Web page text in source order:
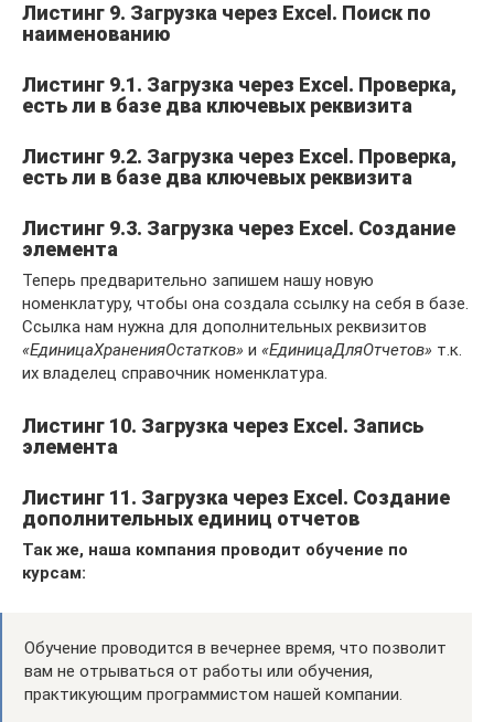
Листинг 9. Загрузка через Excel. Поиск по
наименованию
Листинг 9.1. Загрузка через Excel. Проверка,
есть ли в базе два ключевых реквизита
Листинг 9.2. Загрузка через Excel. Проверка,
есть ли в базе два ключевых реквизита
Листинг 9.3. Загрузка через Excel. Создание
элемента
Теперь предварительно запишем нашу новую
номенклатуру, чтобы она создала ссылку на себя в базе.
Ссылка нам нужна для дополнительных реквизитов
«ЕдиницаХраненияОстатков» и «ЕдиницаДляОтчетов» т.к.
их владелец справочник номенклатура.
Листинг 10. Загрузка через Excel. Запись
элемента
Листинг 11. Загрузка через Excel. Создание
дополнительных единиц отчетов
Так же, наша компания проводит обучение по
курсам:
Обучение проводится в вечернее время, что позволит
вам не отрываться от работы или обучения,
практикующим программистом нашей компании.